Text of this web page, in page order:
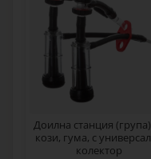
Доилна станция
кози, гума, с
колектор